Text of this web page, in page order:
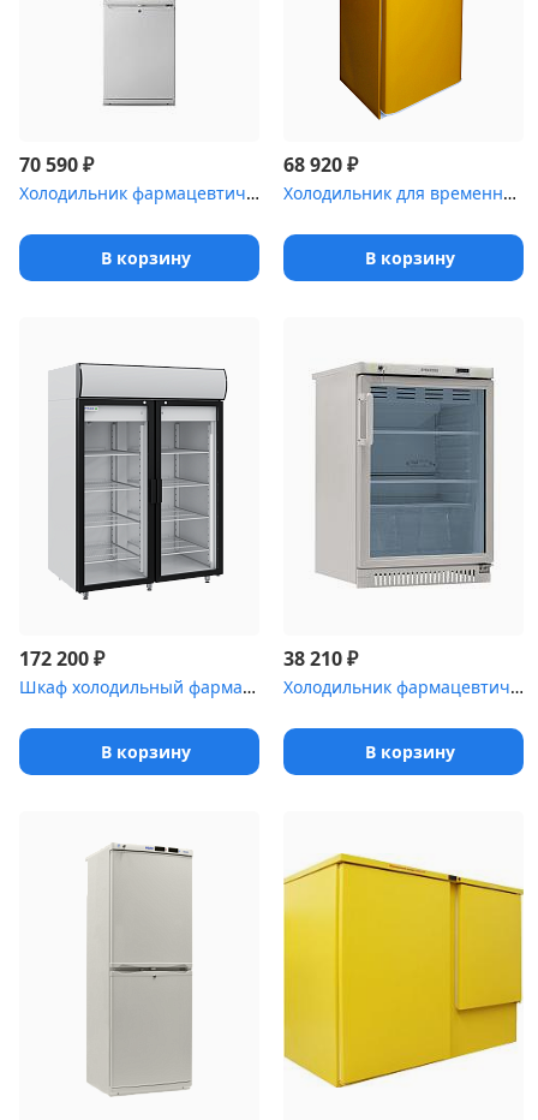
70 590₽
Холодильник фармацевтический Pozis ХЛ-340-1(ТС) с тонированной ст...
В корзину
68 920₽
Холодильник для временного хранения медицинских отходов Саратов-5...
В корзину
172 200₽
Шкаф холодильный фармацевтический Polair ШХФ-1,4ДС со стеклянными...
В корзину
38 210₽
Холодильник фармацевтический POZIS ХФ-140-3
В корзину